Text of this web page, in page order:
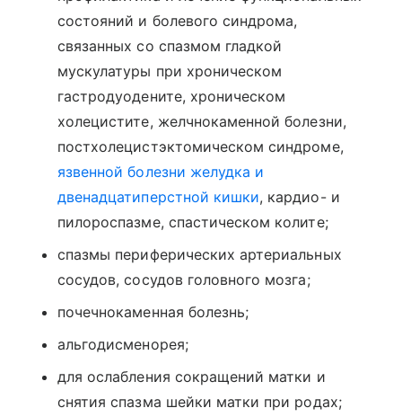
состояний и болевого синдрома,
связанных со спазмом гладкой
мускулатуры при хроническом
гастродуодените, хроническом
холецистите, желчнокаменной болезни,
постхолецистэктомическом синдроме,
язвенной болезни желудка и
двенадцатиперстной кишки, кардио- и
пилороспазме, спастическом колите;
спазмы периферических артериальных
сосудов, сосудов головного мозга;
почечнокаменная болезнь;
альгодисменорея;
для ослабления сокращений матки и
снятия спазма шейки матки при родах;